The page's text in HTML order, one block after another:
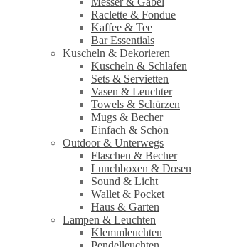
Raclette & Fondue
Kaffee & Tee
Bar Essentials
Kuscheln & Dekorieren
Kuscheln & Schlafen
Sets & Servietten
Vasen & Leuchter
Towels & Schürzen
Mugs & Becher
Einfach & Schön
Outdoor & Unterwegs
Flaschen & Becher
Lunchboxen & Dosen
Sound & Licht
Wallet & Pocket
Haus & Garten
Lampen & Leuchten
Klemmleuchten